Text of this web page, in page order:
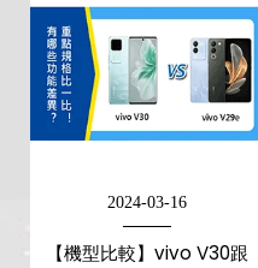
2024-03-16
【機型比較】vivo V30跟